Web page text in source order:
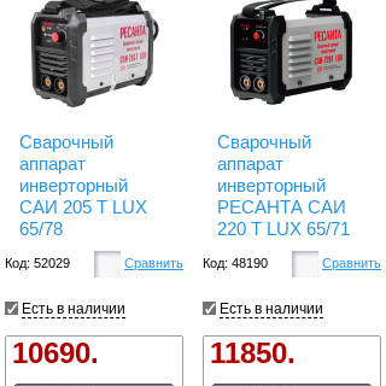
Сварочный
аппарат
инверторный
САИ 205 Т LUX
65/78
Код: 52029 Сравнить
Есть в наличии
10690.
Сварочный
аппарат
инверторный
РЕСАНТА САИ
220 Т LUX 65/71
Код: 48190 Сравнить
Есть в наличии
11850.